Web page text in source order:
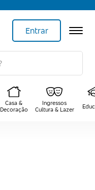
Entrar
Casa &
Decoração
Ingressos
Cultura & Lazer